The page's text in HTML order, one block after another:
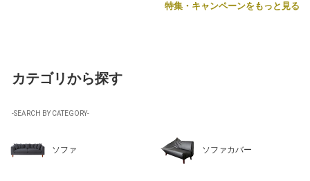
特集・キャンペーンをもっと見る
カテゴリから探す
-SEARCH BY CATEGORY-
ソファ ソファカバー